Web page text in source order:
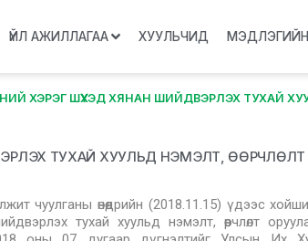
ҮЙЛ АЖИЛЛАГАА ХУУЛЬЧИД
ХЭРЭГ ШҮҮХЭД ХЯНАН ШИЙДВЭРЛЭХ ТУХАЙ
ТУХАЙ ХУУЛЬД НЭМЭЛТ,
чуулганы өнөөдрийн (2018.11.15) үдээс
тухай хуульд нэмэлт, өөрчлөлт